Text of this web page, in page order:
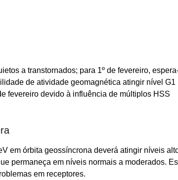
a transtornados; para 1º de fevereiro,
de atividade geomagnética atingir nível G1
fevereiro devido à influência de múltiplos HSS
em órbita geossíncrona deverá atingir níveis
permaneça em níveis normais a moderados.
em receptores.